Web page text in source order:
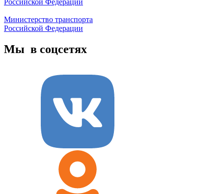
Российской Федерации
Министерство транспорта
Российской Федерации
Мы в соцсетях